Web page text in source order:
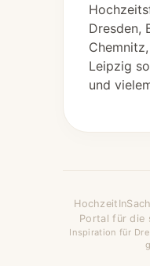
Dresden,
Leipzig
und
Portal für die
Inspiration für